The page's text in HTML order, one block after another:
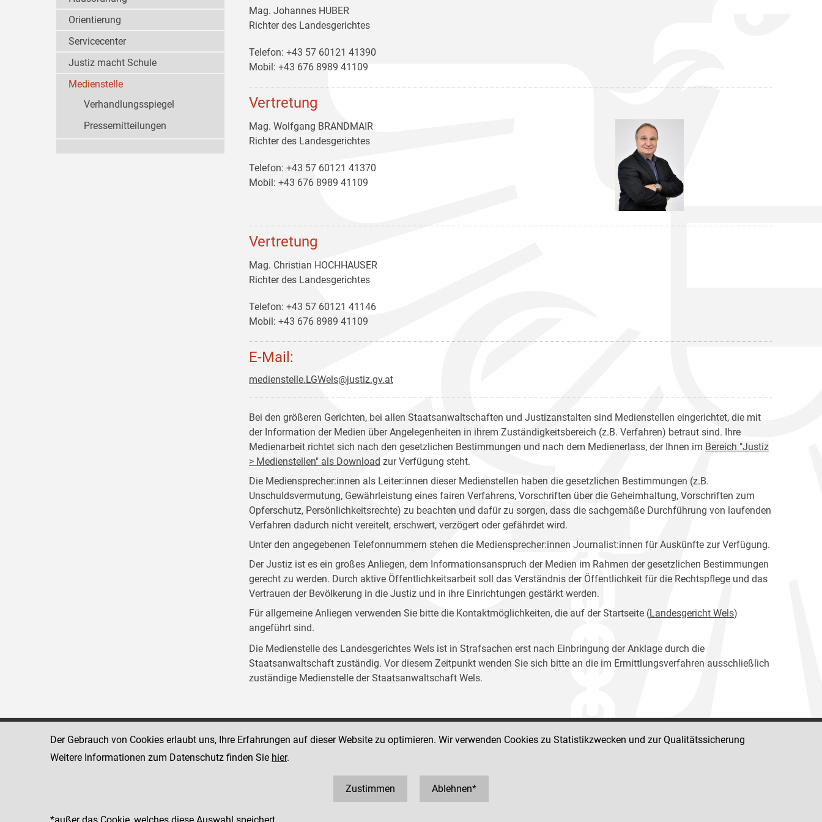
Mag. Johannes HUBER
Richter des Landesgerichtes
Telefon: +43 57 60121 41390
Mobil: +43 676 8989 41109
Vertretung
Mag. Wolfgang BRANDMAIR
Richter des Landesgerichtes
Telefon: +43 57 60121 41370
Mobil: +43 676 8989 41109
Vertretung
Mag. Christian HOCHHAUSER
Richter des Landesgerichtes
Telefon: +43 57 60121 41146
Mobil: +43 676 8989 41109
E-Mail:
medienstelle.LGWels@justiz.gv.at
Bei den größeren Gerichten, bei allen Staatsanwaltschaften und Justizanstalten sind Medienstellen eingerichtet, die mit
der Information der Medien über Angelegenheiten in ihrem Zuständigkeitsbereich (z.B. Verfahren) betraut sind. Ihre
Medienarbeit richtet sich nach den gesetzlichen Bestimmungen und nach dem Medienerlass, der Ihnen im Bereich "Justiz
> Medienstellen" als Download zur Verfügung steht.
Die Mediensprecher:innen als Leiter:innen dieser Medienstellen haben die gesetzlichen Bestimmungen (z.B.
Unschuldsvermutung, Gewährleistung eines fairen Verfahrens, Vorschriften über die Geheimhaltung, Vorschriften zum
Opferschutz, Persönlichkeitsrechte) zu beachten und dafür zu sorgen, dass die sachgemäße Durchführung von laufenden
Verfahren dadurch nicht vereitelt, erschwert, verzögert oder gefährdet wird.
Unter den angegebenen Telefonnummern stehen die Mediensprecher:innen Journalist:innen für Auskünfte zur Verfügung.
Der Justiz ist es ein großes Anliegen, dem Informationsanspruch der Medien im Rahmen der gesetzlichen Bestimmungen
gerecht zu werden. Durch aktive Öffentlichkeitsarbeit soll das Verständnis der Öffentlichkeit für die Rechtspflege und das
Vertrauen der Bevölkerung in die Justiz und in ihre Einrichtungen gestärkt werden.
Für allgemeine Anliegen verwenden Sie bitte die Kontaktmöglichkeiten, die auf der Startseite (Landesgericht Wels)
angeführt sind.
Die Medienstelle des Landesgerichtes Wels ist in Strafsachen erst nach Einbringung der Anklage durch die
Staatsanwaltschaft zuständig. Vor diesem Zeitpunkt wenden Sie sich bitte an die im Ermittlungsverfahren ausschließlich
zuständige Medienstelle der Staatsanwaltschaft Wels.
Orientierung
Servicecenter
Justiz macht Schule
Medienstelle
Verhandlungsspiegel
Pressemitteilungen
Landesgericht Wels
www.justiz.gv.at/WLL
4600 Wels
Maria-Theresia-Straße 12
Social Media Kanäle
Der Gebrauch von Cookies erlaubt uns, Ihre Erfahrungen auf dieser Website zu optimieren. Wir verwenden Cookies zu Statistikzwecken und zur Qualitätssicherung
Weitere Informationen zum Datenschutz finden Sie hier.
Zustimmen Ablehnen*